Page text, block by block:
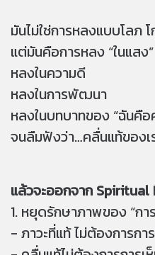
มันไม่ใช่การหลงแบบโลภ
แต่มันคือการหลง “ในแสง”
หลงในความดี
หลงในการพัฒนา
หลงในบทบาทของ “ฉันคื
จนลืมฟังว่า…คลื่นแท้ของ
แล้วจะออกจาก Spiritual
1. หยุดรักษาภาพของ “กา
- ภาวะที่แท้ ไม่ต้องการก